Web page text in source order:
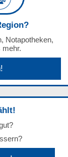
Notapotheken,
mehr.